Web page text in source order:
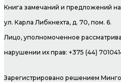
Книга замечаний и предложений
ул. Карла Либкнехта, д. 70, пом. 6.
Лицо, уполномоченное
нарушении их прав: +375 (44)
Зарегистрировано решением